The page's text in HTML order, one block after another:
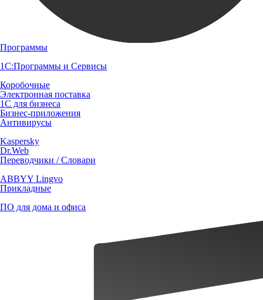
Программы
1С:Программы и Сервисы
Коробочные
Электронная поставка
1С для бизнеса
Бизнес-приложения
Антивирусы
Kaspersky
Dr.Web
Переводчики / Словари
ABBYY Lingvo
Прикладные
ПО для дома и офиса